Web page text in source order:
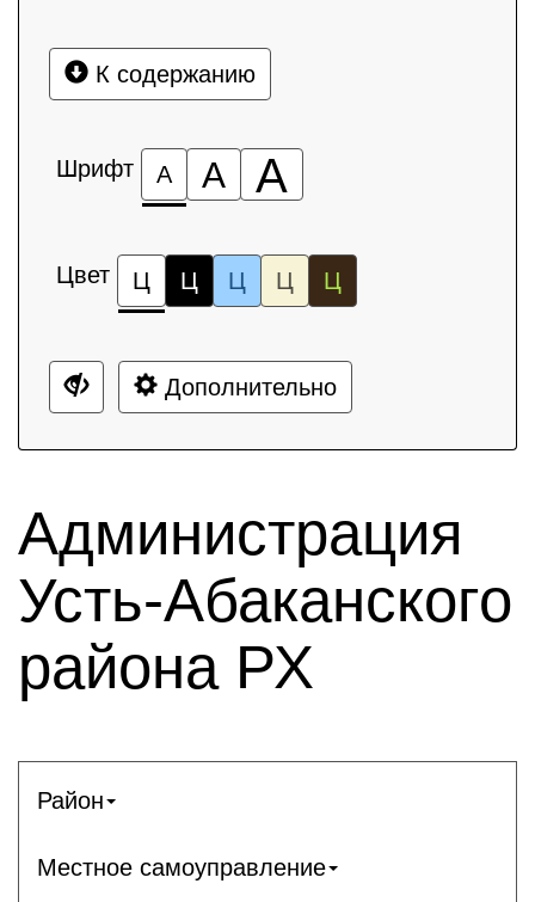
К содержанию
Шрифт А А А
Цвет Ц Ц Ц Ц Ц
Дополнительно
Администрация
Усть-Абаканского
района РХ
Район
Местное самоуправление